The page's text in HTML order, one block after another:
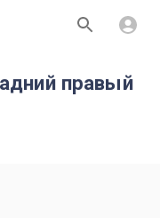
правый